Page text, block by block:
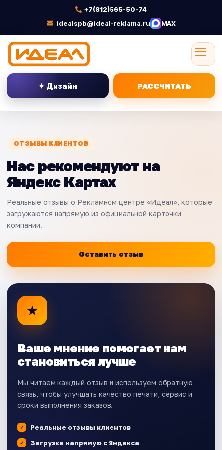
+7(812)565-50-74
idealspb@ideal-reklama.ru
MAX
✦ Дизайн РАССЧИТАТЬ
ОТЗЫВЫ КЛИЕНТОВ
Нас рекомендуют на
Яндекс Картах
Реальные отзывы о Рекламном центре «Идеал», которые
загружаются напрямую из официальной карточки
компании.
Оставить отзыв
★
Ваше мнение помогает нам
становиться лучше
Мы читаем каждый отзыв и используем обратную
связь, чтобы улучшать качество печати, сервис и
сроки выполнения заказов.
Реальные отзывы клиентов
Загрузка напрямую с Яндекса